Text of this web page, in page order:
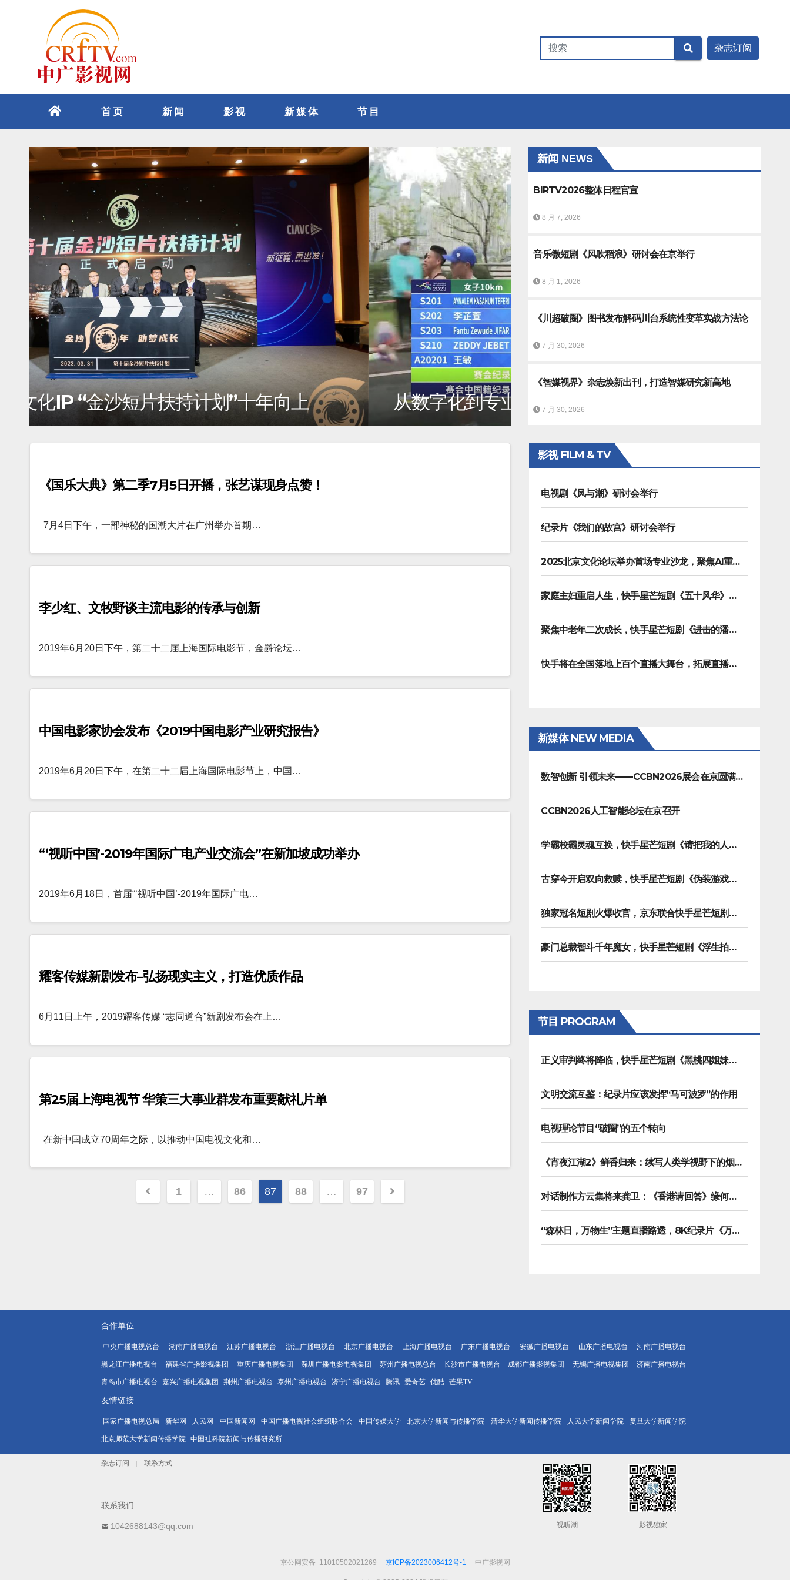
首页 新闻 影视 新媒体 节目
打造成都原创文化IP “金沙短片扶持计划”十年向上 从数字化到专业度，马拉松转
新闻 NEWS
BIRTV2026整体日程官宣
8 月 7, 2026
音乐微短剧《风吹稻浪》研讨会在京举行
8 月 1, 2026
《川超破圈》图书发布解码川台系统性变革实战方法论
7 月 30, 2026
《智媒视界》杂志焕新出刊，打造智媒研究新高地
7 月 30, 2026
《国乐大典》第二季7月5日开播，张艺谋现身点赞！
7月4日下午，一部神秘的国潮大片在广州举办首期…
李少红、文牧野谈主流电影的传承与创新
2019年6月20日下午，第二十二届上海国际电影节，金爵论坛…
中国电影家协会发布《2019中国电影产业研究报告》
2019年6月20日下午，在第二十二届上海国际电影节上，中国…
“‘视听中国’-2019年国际广电产业交流会”在新加坡成功举办
2019年6月18日，首届“‘视听中国’-2019年国际广电…
耀客传媒新剧发布–弘扬现实主义，打造优质作品
6月11日上午，2019耀客传媒 “志同道合”新剧发布会在上…
第25届上海电视节 华策三大事业群发布重要献礼片单
在新中国成立70周年之际，以推动中国电视文化和…
文
1 … 86 87 88 … 97
影视 FILM & TV
电视剧《风与潮》研讨会举行
纪录片《我们的故宫》研讨会举行
2025北京文化论坛举办首场专业沙龙，聚焦AI重塑内容生产
家庭主妇重启人生，快手星芒短剧《五十风华》上演中年大女主逆袭
聚焦中老年二次成长，快手星芒短剧《进击的潘叔》诠释银发力量
快手将在全国落地上百个直播大舞台，拓展直播夜经济生态
新媒体 NEW MEDIA
数智创新 引领未来——CCBN2026展会在京圆满闭幕
CCBN2026人工智能论坛在京召开
学霸校霸灵魂互换，快手星芒短剧《请把我的人设立住》笑泪齐飞
古穿今开启双向救赎，快手星芒短剧《伪装游戏》诠释热血青春友谊
独家冠名短剧火爆收官，京东联合快手星芒短剧打造双11营销范本
豪门总裁智斗千年魔女，快手星芒短剧《浮生拍卖行》奇幻元素拉满
节目 PROGRAM
正义审判终将降临，快手星芒短剧《黑桃四姐妹》彰显治愈内核
文明交流互鉴：纪录片应该发挥“马可波罗”的作用
电视理论节目“破圈”的五个转向
《宵夜江湖2》鲜香归来：续写人类学视野下的烟火漫游记
对话制作方云集将来龚卫：《香港请回答》缘何接连获国际传播大奖
“森林日，万物生”主题直播路透，8K纪录片《万物之生》今晚播出
合作单位
中央广播电视总台 湖南广播电视台 江苏广播电视台 浙江广播电视台 北京广播电视台 上海广播电视台 广东广播电视台 安徽广播电视台 山东广播电视台 河南广播电视台
黑龙江广播电视台 福建省广播影视集团 重庆广播电视集团 深圳广播电影电视集团 苏州广播电视总台 长沙市广播电视台 成都广播影视集团 无锡广播电视集团 济南广播电视台
青岛市广播电视台 嘉兴广播电视集团 荆州广播电视台 泰州广播电视台 济宁广播电视台 腾讯 爱奇艺 优酷 芒果TV
友情链接
国家广播电视总局 新华网 人民网 中国新闻网 中国广播电视社会组织联合会 中国传媒大学 北京大学新闻与传播学院 清华大学新闻传播学院 人民大学新闻学院 复旦大学新闻学院
北京师范大学新闻传播学院 中国社科院新闻与传播研究所
杂志订阅 | 联系方式
联系我们
1042688143@qq.com 视听潮 影视独家
京公网安备 11010502021269 京ICP备2023006412号-1 中广影视网